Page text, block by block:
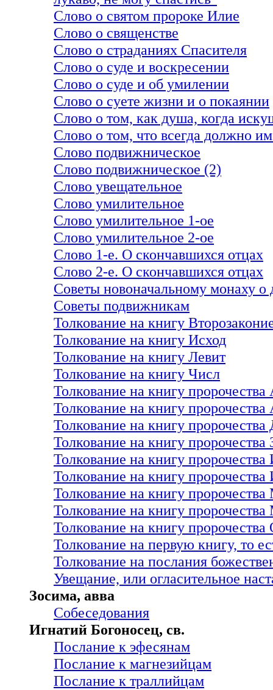
Слово о святом пророке Илие
Слово о священстве
Слово о страданиях Спасителя
Слово о суде и воскресении
Слово о суде и об умилении
Слово о суете жизни и о покаянии
Слово о том, как душа, когда
Слово о том, что всегда должно
Слово подвижническое
Слово подвижническое (2)
Слово увещательное
Слово умилительное
Слово умилительное 1-ое
Слово умилительное 2-ое
Слово 1-е. О скончавшихся отцах
Слово 2-е. О скончавшихся отцах
Советы новоначальному монаху о
Советы подвижникам
Толкование на книгу
Толкование на книгу Исход
Толкование на книгу Левит
Толкование на книгу Числ
Толкование на книгу пророчества
Толкование на книгу
Толкование на книгу пророчества
Толкование на книгу пророчества
Толкование на книгу пророчества
Толкование на книгу пророчества
Толкование на книгу
Толкование на книгу
Толкование на книгу пророчества
Толкование на первую книгу, то
Толкование на послания
Увещание, или огласительное
Зосима, авва
Собеседования
Игнатий Богоносец, св.
Послание к эфесянам
Послание к магнезийцам
Послание к траллийцам